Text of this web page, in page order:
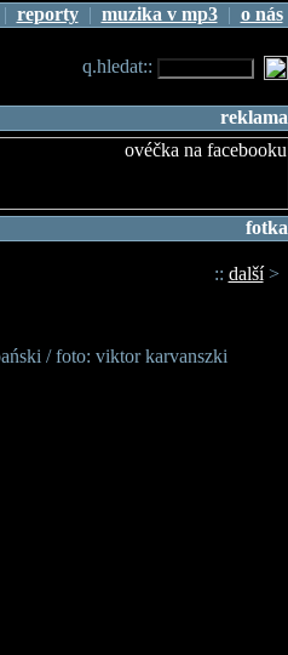
reporty| muzika v mp3| o nás
q.hledat::
reklama
fotka
:: další>
/ foto: viktor karvanszki